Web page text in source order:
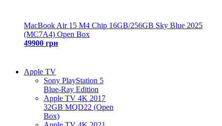
MacBook Air 15 M4 Chip 16GB/256GB Sky Blue 2025
(MC7A4) Open Box
49900 грн
Apple TV
Sony PlayStation 5
Blue-Ray Edition
Apple TV 4K 2017
32GB MQD22 (Open
Box)